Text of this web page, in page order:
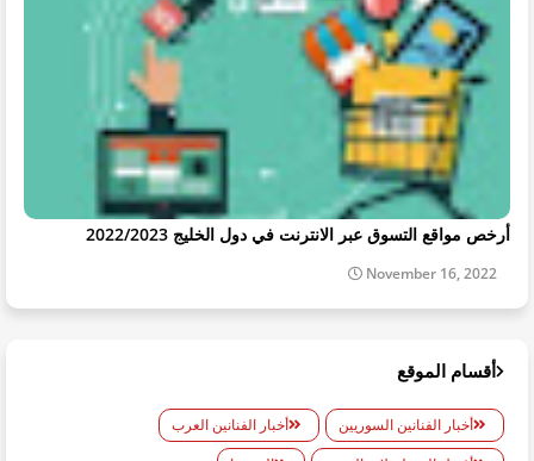
أرخص مواقع التسوق عبر الانترنت في دول الخليج 2022/2023
November 16, 2022
أقسام الموقع
أخبار الفنانين السوريين
أخبار الفنانين العرب